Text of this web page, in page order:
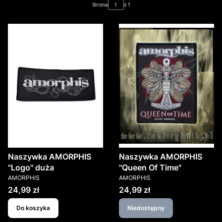
Strona z 1
Naszywka AMORPHIS
"Logo" duża
PRODUCENT
AMORPHIS
Cena
24,99 zł
Do koszyka
Naszywka AMORPHIS
"Queen Of Time"
PRODUCENT
AMORPHIS
Cena
24,99 zł
Niedostępny